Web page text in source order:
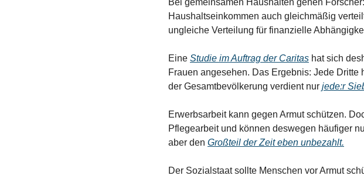
Bei gemeinsamen Haushalten gehen
Haushaltseinkommen auch gleichmäßig
ungleiche Verteilung für finanzielle
Eine Studie im Auftrag der Caritas hat sich
Frauen angesehen. Das Ergebnis: Jede Dritte
der Gesamtbevölkerung verdient nur jede:r
Erwerbsarbeit kann gegen Armut schützen.
Pflegearbeit und können deswegen häufiger
aber den Großteil der Zeit eben unbezahlt.
Der Sozialstaat sollte Menschen vor Armut